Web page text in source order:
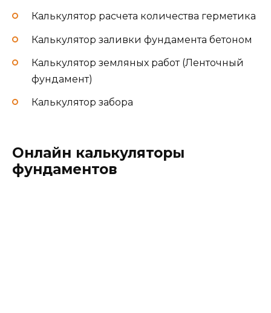
Калькулятор расчета количества герметика
Калькулятор заливки фундамента бетоном
Калькулятор земляных работ (Ленточный
фундамент)
Калькулятор забора
Онлайн калькуляторы
фундаментов